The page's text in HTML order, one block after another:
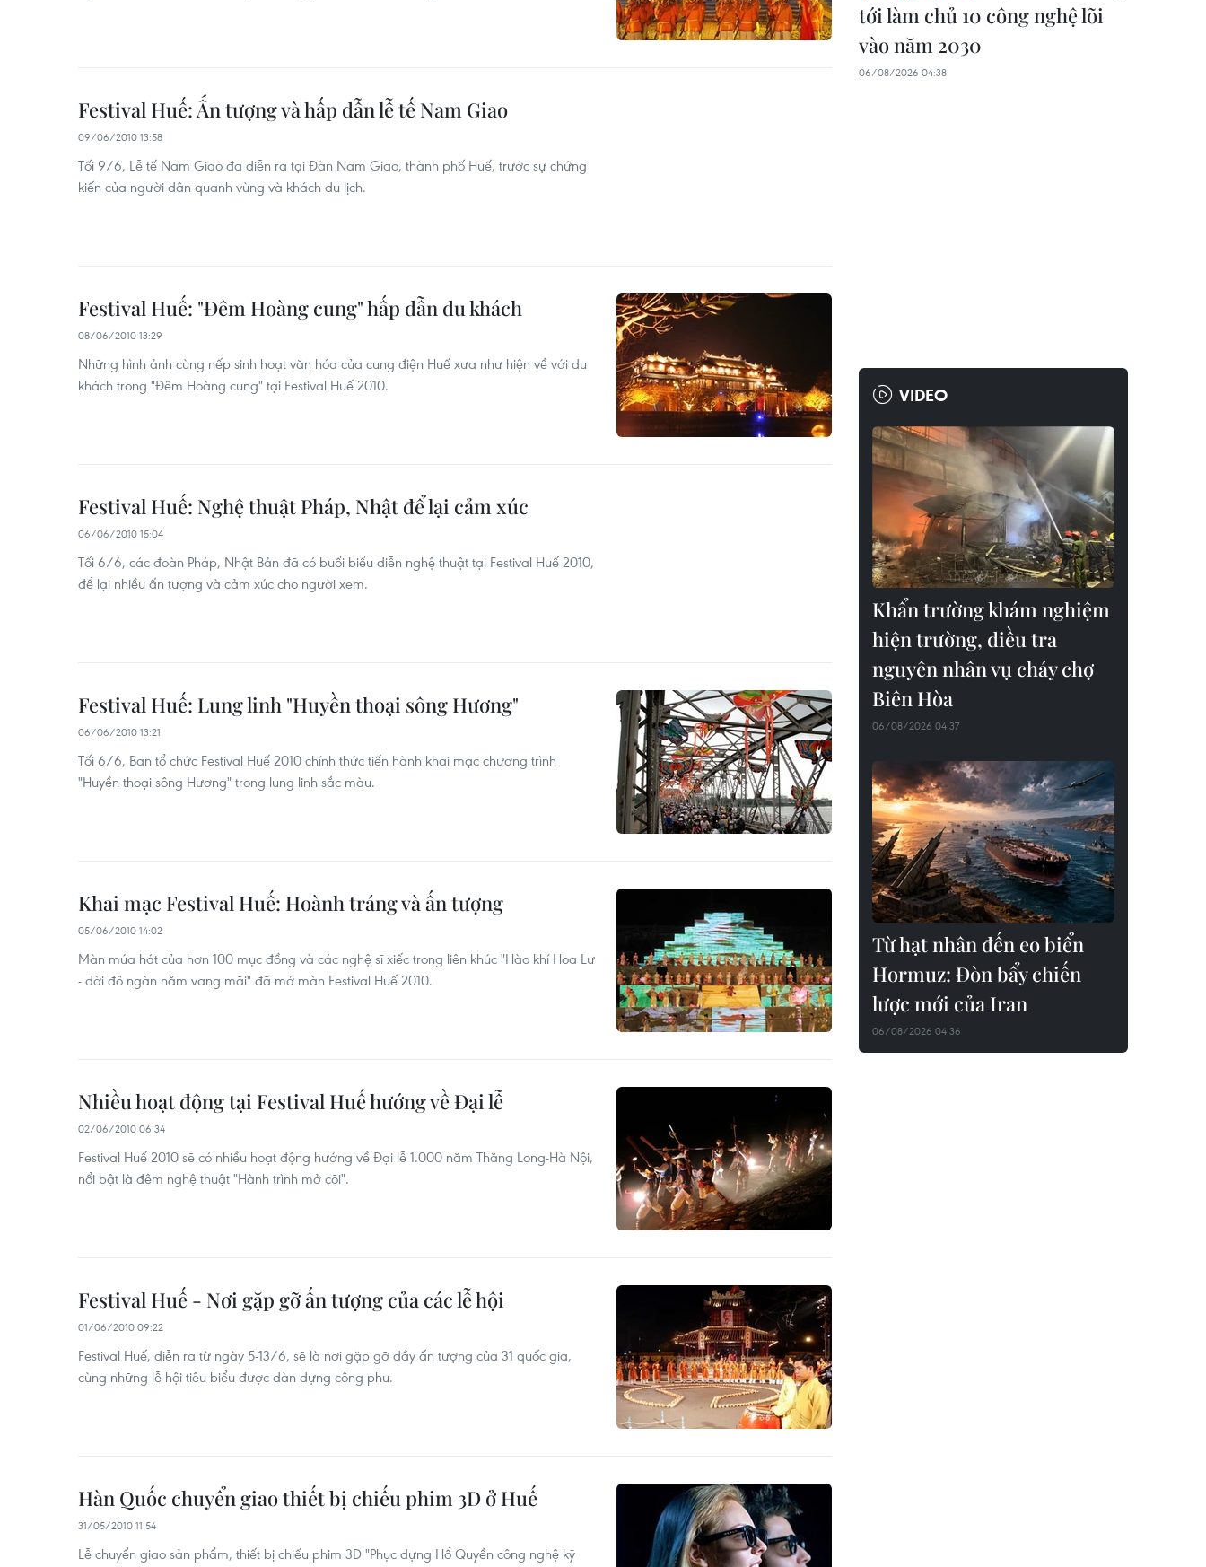
Festival Huế: Ấn tượng và hấp dẫn lễ tế Nam Giao
09/06/2010 13:58
Tối 9/6, Lễ tế Nam Giao đã diễn ra tại Đàn Nam Giao, thành phố Huế, trước sự chứng
kiến của người dân quanh vùng và khách du lịch.
Festival Huế: "Đêm Hoàng cung" hấp dẫn du khách
08/06/2010 13:29
Những hình ảnh cùng nếp sinh hoạt văn hóa của cung điện Huế xưa như hiện về với du
khách trong "Đêm Hoàng cung" tại Festival Huế 2010.
Festival Huế: Nghệ thuật Pháp, Nhật để lại cảm xúc
06/06/2010 15:04
Tối 6/6, các đoàn Pháp, Nhật Bản đã có buổi biểu diễn nghệ thuật tại Festival Huế 2010,
để lại nhiều ấn tượng và cảm xúc cho người xem.
Festival Huế: Lung linh "Huyền thoại sông Hương"
06/06/2010 13:21
Tối 6/6, Ban tổ chức Festival Huế 2010 chính thức tiến hành khai mạc chương trình
"Huyền thoại sông Hương" trong lung linh sắc màu.
Khai mạc Festival Huế: Hoành tráng và ấn tượng
05/06/2010 14:02
Màn múa hát của hơn 100 mục đồng và các nghệ sĩ xiếc trong liên khúc "Hào khí Hoa Lư
- dời đô ngàn năm vang mãi" đã mở màn Festival Huế 2010.
Nhiều hoạt động tại Festival Huế hướng về Đại lễ
02/06/2010 06:34
Festival Huế 2010 sẽ có nhiều hoạt động hướng về Đại lễ 1.000 năm Thăng Long-Hà Nội,
nổi bật là đêm nghệ thuật "Hành trình mở cõi".
Festival Huế - Nơi gặp gỡ ấn tượng của các lễ hội
01/06/2010 09:22
Festival Huế, diễn ra từ ngày 5-13/6, sẽ là nơi gặp gỡ đầy ấn tượng của 31 quốc gia,
cùng những lễ hội tiêu biểu được dàn dựng công phu.
Hàn Quốc chuyển giao thiết bị chiếu phim 3D ở Huế
31/05/2010 11:54
Lễ chuyển giao sản phẩm, thiết bị chiếu phim 3D "Phục dựng Hổ Quyền công nghệ kỹ
tới làm chủ 10 công nghệ lõi
vào năm 2030
06/08/2026 04:38
VIDEO
Khẩn trường khám nghiệm
hiện trường, điều tra
nguyên nhân vụ cháy chợ
Biên Hòa
06/08/2026 04:37
Từ hạt nhân đến eo biển
Hormuz: Đòn bẩy chiến
lược mới của Iran
06/08/2026 04:36